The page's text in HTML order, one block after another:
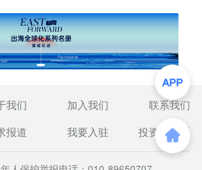
我们 加入我们
联系我们
报道 我要入驻 投资者关系